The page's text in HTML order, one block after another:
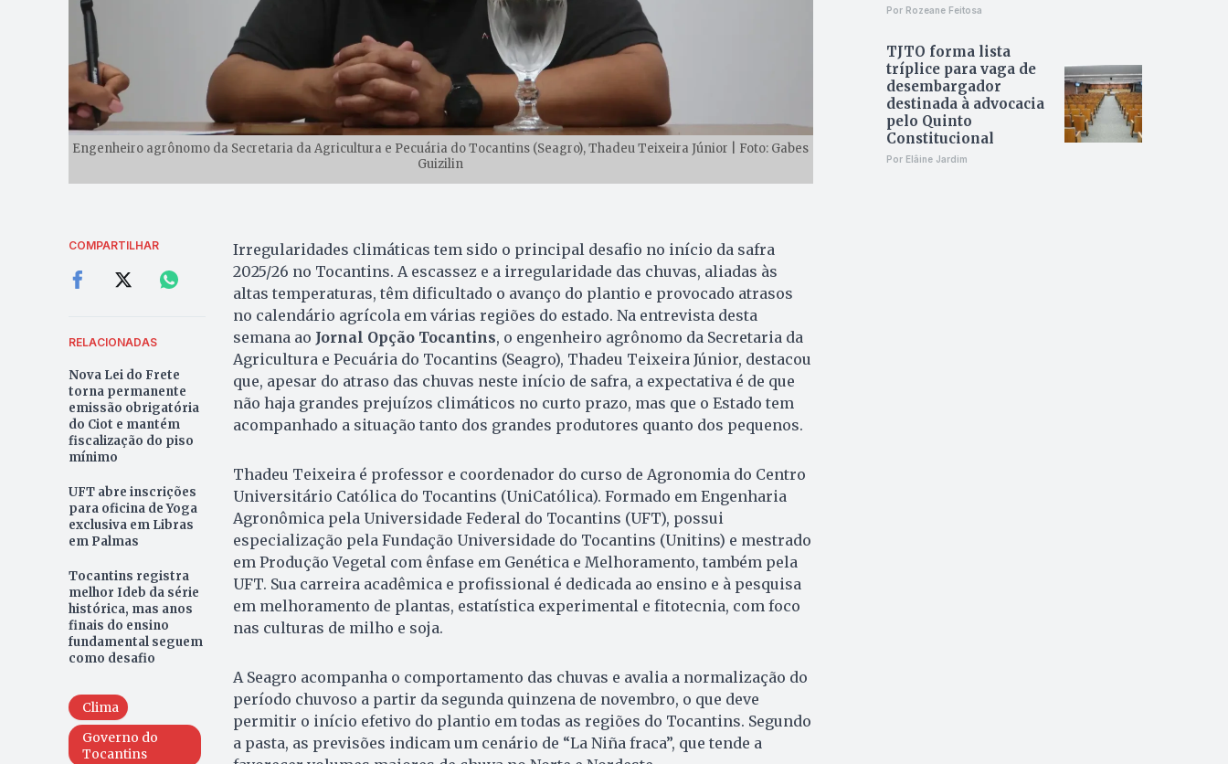
Engenheiro agrônomo da Secretaria da Agricultura e Pecuária do Tocantins (Seagro), Thadeu Teixeira Júnior | Foto: Gabes
Guizilin
COMPARTILHAR
RELACIONADAS
Nova Lei do Frete
torna permanente
emissão obrigatória
do Ciot e mantém
fiscalização do piso
mínimo
UFT abre inscrições
para oficina de Yoga
exclusiva em Libras
em Palmas
Tocantins registra
melhor Ideb da série
histórica, mas anos
finais do ensino
fundamental seguem
como desafio
Clima
Governo do
Tocantins
Irregularidades climáticas tem sido o principal desafio no início da safra
2025/26 no Tocantins. A escassez e a irregularidade das chuvas, aliadas às
altas temperaturas, têm dificultado o avanço do plantio e provocado atrasos
no calendário agrícola em várias regiões do estado. Na entrevista desta
semana ao Jornal Opção Tocantins, o engenheiro agrônomo da Secretaria da
Agricultura e Pecuária do Tocantins (Seagro), Thadeu Teixeira Júnior, destacou
que, apesar do atraso das chuvas neste início de safra, a expectativa é de que
não haja grandes prejuízos climáticos no curto prazo, mas que o Estado tem
acompanhado a situação tanto dos grandes produtores quanto dos pequenos.
Thadeu Teixeira é professor e coordenador do curso de Agronomia do Centro
Universitário Católica do Tocantins (UniCatólica). Formado em Engenharia
Agronômica pela Universidade Federal do Tocantins (UFT), possui
especialização pela Fundação Universidade do Tocantins (Unitins) e mestrado
em Produção Vegetal com ênfase em Genética e Melhoramento, também pela
UFT. Sua carreira acadêmica e profissional é dedicada ao ensino e à pesquisa
em melhoramento de plantas, estatística experimental e fitotecnia, com foco
nas culturas de milho e soja.
A Seagro acompanha o comportamento das chuvas e avalia a normalização do
período chuvoso a partir da segunda quinzena de novembro, o que deve
permitir o início efetivo do plantio em todas as regiões do Tocantins. Segundo
a pasta, as previsões indicam um cenário de “La Niña fraca”, que tende a
Por Rozeane Feitosa
TJTO forma lista
tríplice para vaga de
desembargador
destinada à advocacia
pelo Quinto
Constitucional
Por Elâine Jardim